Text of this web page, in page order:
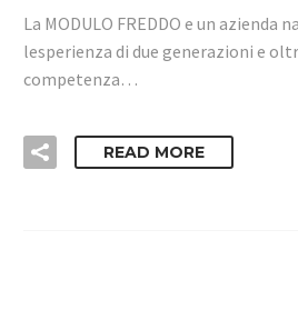
La MODULO FREDDO e un azienda
lesperienza di due generazioni e
competenza…
READ MORE